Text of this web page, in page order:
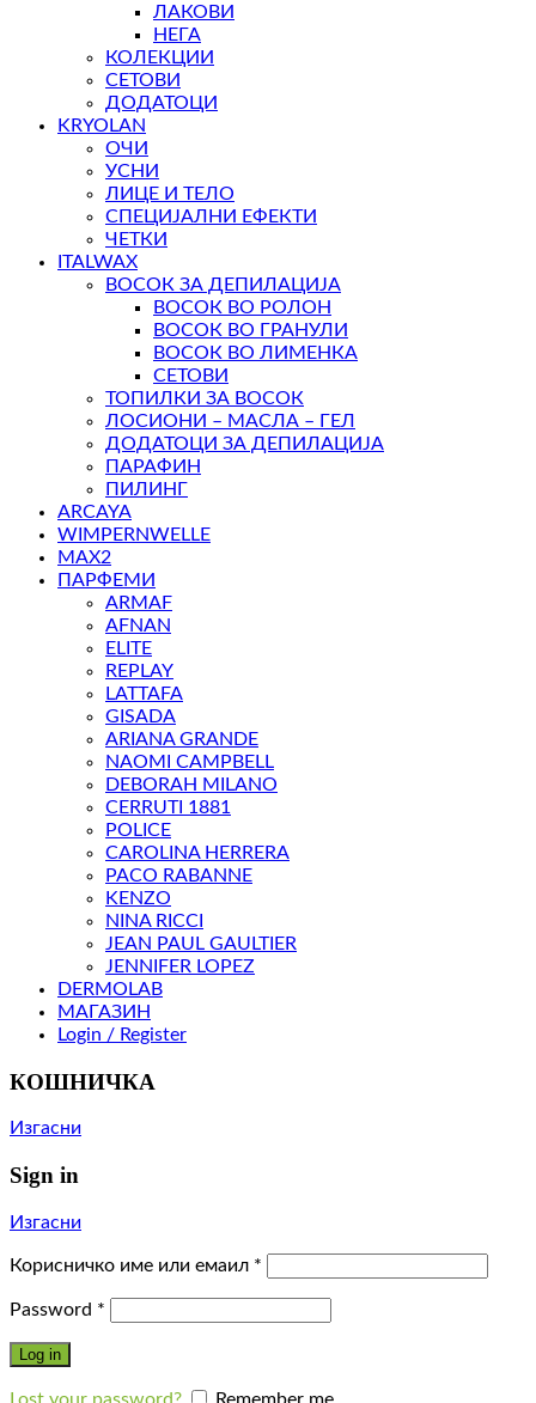
ЛАКОВИ
НЕГА
КОЛЕКЦИИ
СЕТОВИ
ДОДАТОЦИ
KRYOLAN
ОЧИ
УСНИ
ЛИЦЕ И ТЕЛО
СПЕЦИЈАЛНИ ЕФЕКТИ
ЧЕТКИ
ITALWAX
ВОСОК ЗА ДЕПИЛАЦИЈА
ВОСОК ВО РОЛОН
ВОСОК ВО ГРАНУЛИ
ВОСОК ВО ЛИМЕНКА
СЕТОВИ
ТОПИЛКИ ЗА ВОСОК
ЛОСИОНИ – МАСЛА – ГЕЛ
ДОДАТОЦИ ЗА ДЕПИЛАЦИЈА
ПАРАФИН
ПИЛИНГ
ARCAYA
WIMPERNWELLE
MAX2
ПАРФЕМИ
ARMAF
AFNAN
ELITE
REPLAY
LATTAFA
GISADA
ARIANA GRANDE
NAOMI CAMPBELL
DEBORAH MILANO
CERRUTI 1881
POLICE
CAROLINA HERRERA
PACO RABANNE
KENZO
NINA RICCI
JEAN PAUL GAULTIER
JENNIFER LOPEZ
DERMOLAB
МАГАЗИН
Login / Register
КОШНИЧКА
Изгасни
Sign in
Изгасни
Корисничко име или емаил *
Password *
Log in